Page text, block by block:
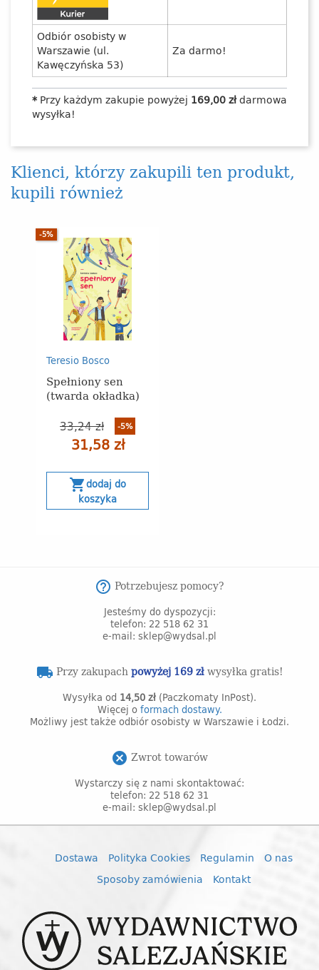
Odbiór osobisty w
Warszawie (ul.
Kawęczyńska 53)
Za darmo!
* Przy każdym zakupie powyżej 169,00 złdarmowa
wysyłka!
Klienci, którzy zakupili ten produkt,
kupili również
Teresio Bosco
Spełniony sen
(twarda okładka)
33,24 zł -5%
31,58 zł
-5%
shopping_cartdodaj do
koszyka
help_outline Potrzebujesz pomocy?
Jesteśmy do dyspozycji:
telefon: 22 518 62 31
e-mail: sklep@wydsal.pl
local_shipping Przy zakupachpowyżej 169 złwysyłka gratis!
Wysyłka od 14,50 zł (Paczkomaty InPost).
Więcej o formach dostawy.
Możliwy jest także odbiór osobisty w Warszawie i Łodzi.
cancel Zwrot towarów
Wystarczy się z nami skontaktować:
telefon: 22 518 62 31
e-mail: sklep@wydsal.pl
Dostawa Polityka Cookies Regulamin
O nas
Sposoby zamówienia
Kontakt